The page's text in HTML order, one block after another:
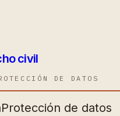
civil
DE DATOS
Protección de datos